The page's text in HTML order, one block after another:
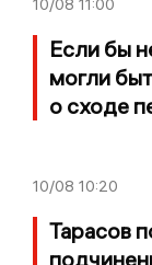
10/08 11:00
Если бы
могли
о сходе
10/08 10:20
Тарасов